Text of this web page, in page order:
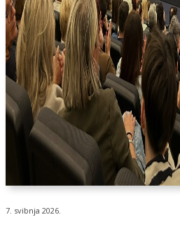
7. svibnja 2026.